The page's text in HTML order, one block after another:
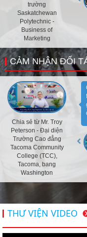
trường
Saskatchewan
Polytechnic -
Business of
Marketing
CẢM NHẬN ĐỐI
Chia sẻ từ Mr. Troy
Peterson - Đại diện
Trường Cao đẳng
Tacoma Community
College (TCC),
Tacoma, bang
Washington
THƯ VIỆN VIDEO